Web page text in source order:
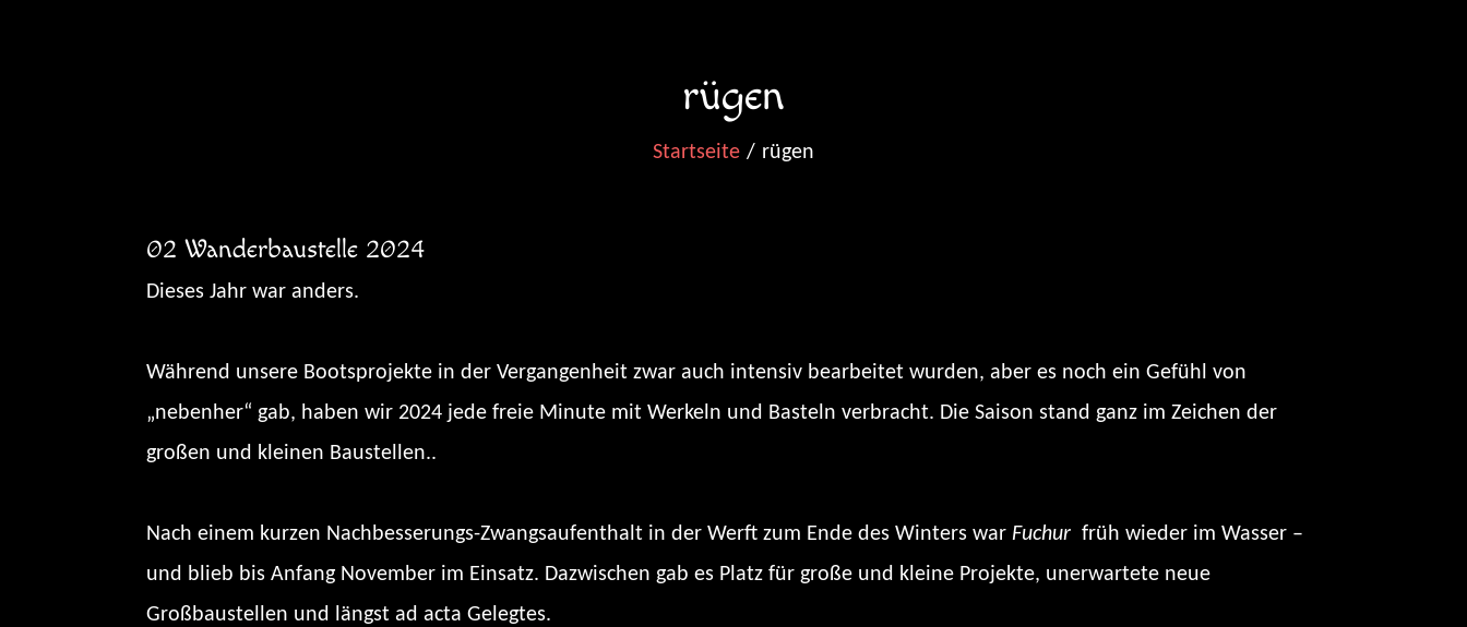
rügen
Startseite rügen
02 Wanderbaustelle 2024
Dieses Jahr war anders.
Während unsere Bootsprojekte in der Vergangenheit zwar auch intensiv bearbeitet wurden, aber es noch ein Gefühl von
„nebenher“ gab, haben wir 2024 jede freie Minute mit Werkeln und Basteln verbracht. Die Saison stand ganz im Zeichen der
großen und kleinen Baustellen..
Nach einem kurzen Nachbesserungs-Zwangsaufenthalt in der Werft zum Ende des Winters war Fuchur früh wieder im Wasser –
und blieb bis Anfang November im Einsatz. Dazwischen gab es Platz für große und kleine Projekte, unerwartete neue
Großbaustellen und längst ad acta Gelegtes.